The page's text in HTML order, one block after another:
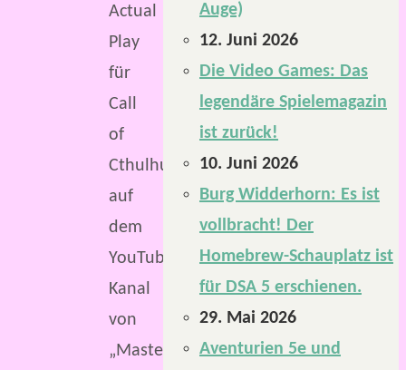
Actual
Play
für
Call
of
Cthulhu
auf
dem
YouTube-
Kanal
von
„Masters
Auge)
12. Juni 2026
Die Video Games: Das
legendäre Spielemagazin
ist zurück!
10. Juni 2026
Burg Widderhorn: Es ist
vollbracht! Der
Homebrew-Schauplatz ist
für DSA 5 erschienen.
29. Mai 2026
Aventurien 5e und